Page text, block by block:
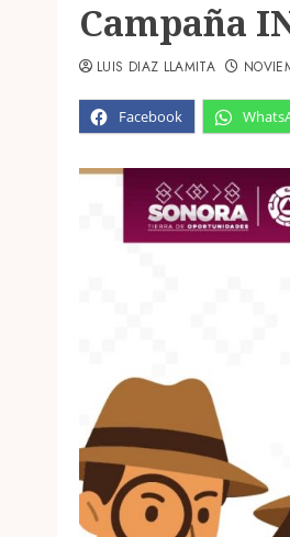
Campaña
Facebook
LUIS DIAZ LLAMITA